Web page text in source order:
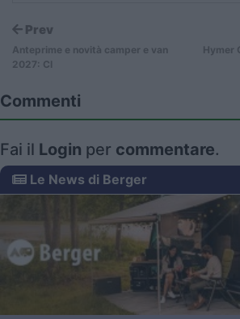
Prev
Anteprime e novità camper e van
2027: CI
Hymer
Commenti
Fai il Login per commentare.
Le News di Berger